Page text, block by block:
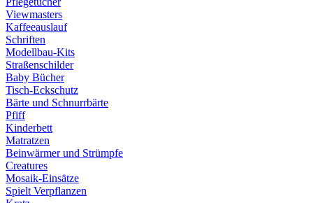
Viewmasters
Kaffeeauslauf
Schriften
Modellbau-Kits
Straßenschilder
Baby Bücher
Tisch-Eckschutz
Bärte und Schnurrbärte
Pfiff
Kinderbett
Matratzen
Beinwärmer und Strümpfe
Creatures
Mosaik-Einsätze
Spielt Verpflanzen